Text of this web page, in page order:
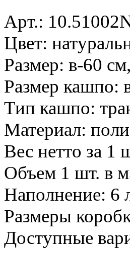
Арт.:
Цвет:
Размер: в-60
Размер кашпо:
Тип кашпо:
Материал:
Вес нетто за 1
Объем 1 шт. в
Наполнение: 6
Размеры
Доступные